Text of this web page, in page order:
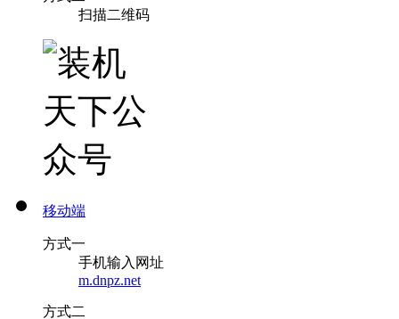
扫描二维码
移动端
方式一
手机输入网址
m.dnpz.net
方式二